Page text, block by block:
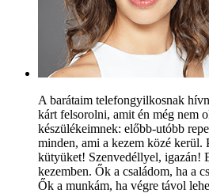
A barátaim telefongyilkosnak
kárt felsorolni, amit én még nem
készülékeimnek: előbb-utóbb
minden, ami a kezem közé kerül.
kütyüket! Szenvedéllyel, igazán!
kezemben. Ők a családom, ha a
Ők a munkám, ha végre távol